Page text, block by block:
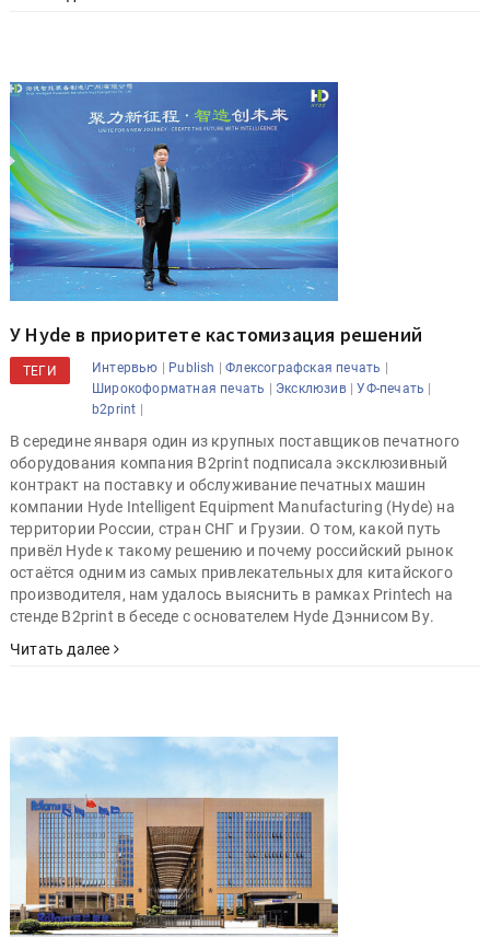
У Hyde в приоритете кастомизация решений
ТЕГИ Интервью | Publish |Флексографская печать |
Широкоформатная печать | Эксклюзив|УФ-печать |
b2print |
В середине января один из крупных поставщиков печатного
оборудования компания B2print подписала эксклюзивный
контракт на поставку и обслуживание печатных машин
компании Hyde Intelligent Equipment Manufacturing (Hyde) на
территории России, стран СНГ и Грузии. О том, какой путь
привёл Hyde к такому решению и почему российский рынок
остаётся одним из самых привлекательных для китайского
производителя, нам удалось выяснить в рамках Printech на
стенде B2print в беседе с основателем Hyde Дэннисом Ву.
Читать далее